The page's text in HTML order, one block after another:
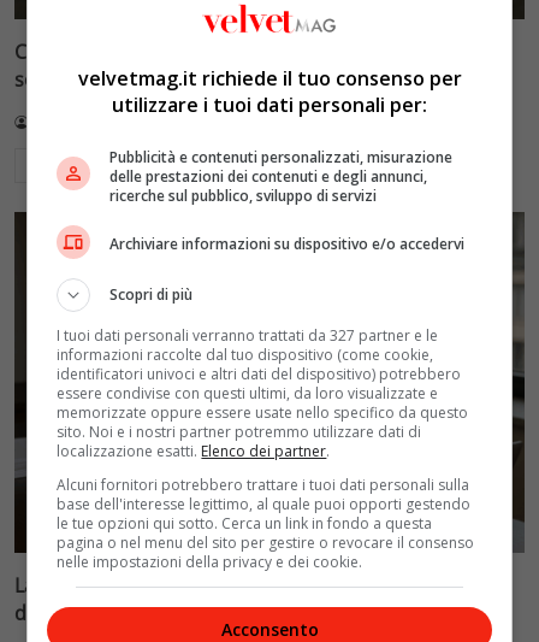
Cronaca e società: il disagio giovanile amplificato dai
social, quando il dramma diventa show
Leggi di più
La Fenice di Chiara Ferragni: come ha evitato il crollo
dimezzando i costi
velvetmag.it richiede il tuo consenso per
utilizzare i tuoi dati personali per:
Pubblicità e contenuti personalizzati, misurazione
delle prestazioni dei contenuti e degli annunci,
ricerche sul pubblico, sviluppo di servizi
Archiviare informazioni su dispositivo e/o accedervi
Scopri di più
I tuoi dati personali verranno trattati da 327 partner e le
informazioni raccolte dal tuo dispositivo (come cookie,
identificatori univoci e altri dati del dispositivo) potrebbero
essere condivise con questi ultimi, da loro visualizzate e
memorizzate oppure essere usate nello specifico da questo
sito. Noi e i nostri partner potremmo utilizzare dati di
localizzazione esatti. Elenco dei partner.
Alcuni fornitori potrebbero trattare i tuoi dati personali sulla
base dell'interesse legittimo, al quale puoi opporti gestendo
le tue opzioni qui sotto. Cerca un link in fondo a questa
pagina o nel menu del sito per gestire o revocare il consenso
nelle impostazioni della privacy e dei cookie.
Acconsento